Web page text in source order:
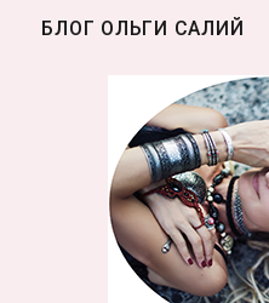
БЛОГ ОЛЬГИ САЛИЙ